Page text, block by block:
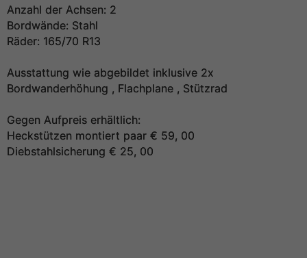
Anzahl der Achsen: 2
Bordwände: Stahl
Räder: 165/70 R13
Ausstattung wie abgebildet inklusive 2x
Bordwanderhöhung , Flachplane , Stützrad
Gegen Aufpreis erhältlich:
Heckstützen montiert paar € 59, 00
Diebstahlsicherung € 25, 00